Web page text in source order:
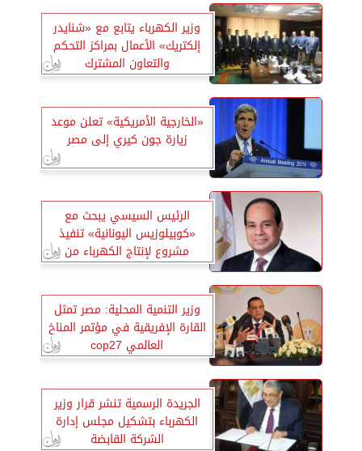
وزير الكهرباء يتابع مع «شنايدر
إلكتريك» الأعمال بمراكز التحكم
والتعاون المشترك
«الخارجية الأمريكية» تعلن موعد
زيارة جون كيري إلى مصر
الرئيس السيسي يبحث مع
«كوبيلوزيس اليونانية» تنفيذ
مشروع لإنتاج الكهرباء من
الطاقة المتجددة
وزير التنمية المحلية: مصر تمثل
القارة الإفريقية في مؤتمر المناخ
العالمي cop27
الجريدة الرسمية تنشر قرار وزير
الكهرباء بتشكيل مجلس إدارة
الشركة القابضة